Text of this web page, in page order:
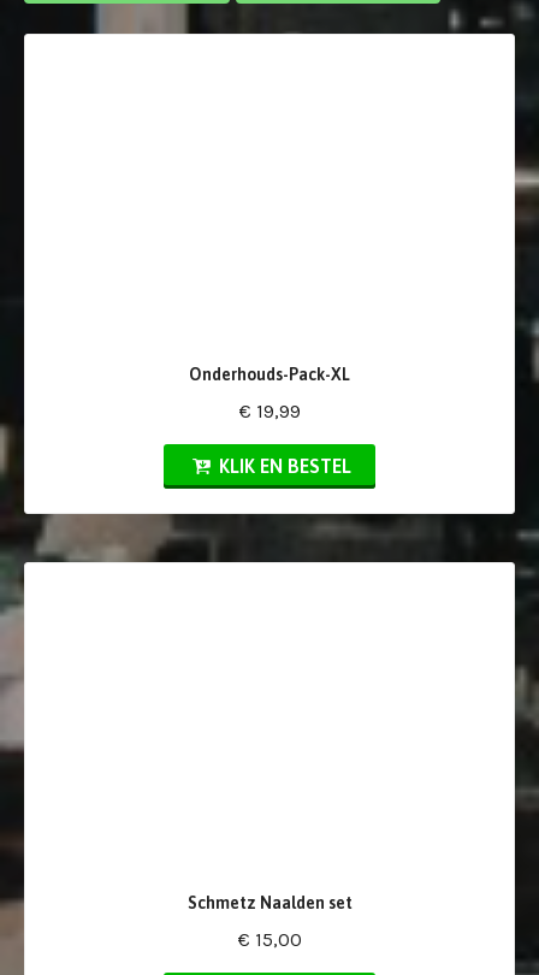
Onderhouds-Pack-XL
€ 19,99
KLIK EN BESTEL
Schmetz Naalden set
€ 15,00